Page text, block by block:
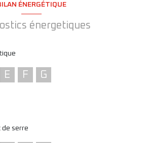
ÉNERGÉTIQUE
énergetiques
E F G
de serre